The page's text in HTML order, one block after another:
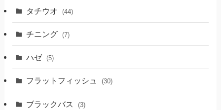
タチウオ (44)
チニング (7)
ハゼ (5)
フラットフィッシュ (30)
ブラックバス (3)